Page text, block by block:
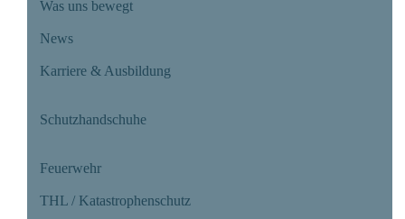
Was uns bewegt
News
Karriere & Ausbildung
Schutzhandschuhe
Feuerwehr
THL / Katastrophenschutz